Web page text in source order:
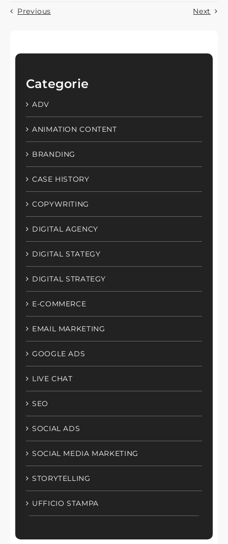
Previous Next
Categorie
ADV
ANIMATION CONTENT
BRANDING
CASE HISTORY
COPYWRITING
DIGITAL AGENCY
DIGITAL STATEGY
DIGITAL STRATEGY
E-COMMERCE
EMAIL MARKETING
GOOGLE ADS
LIVE CHAT
SEO
SOCIAL ADS
SOCIAL MEDIA MARKETING
STORYTELLING
UFFICIO STAMPA